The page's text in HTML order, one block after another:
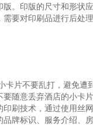
。印版的尺寸和形状
要对印刷品进行后处理
卡片不要乱打，避免遭
随意丢弃酒店的小卡
刷技术，通过使用丝
牌标识、服务介绍、